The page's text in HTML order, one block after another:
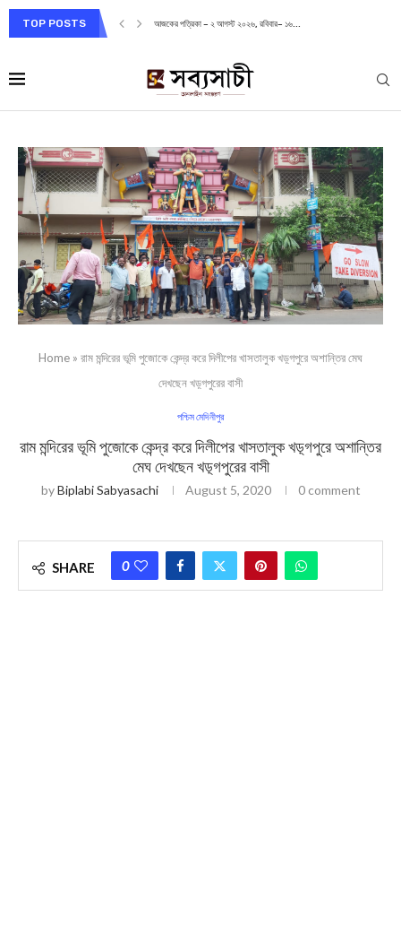
TOP POSTS আজকের পত্রিকা – ২ আগস্ট ২০২৬, রবিবার– ১৬...
Home » রাম মন্দিরের ভূমি পুজোকে কেন্দ্র করে দিলীপের খাসতালুক খড়্গপুরে অশান্তির মেঘ
দেখছেন খড়্গপুরের বাসী
পশ্চিম মেদিনীপুর
রাম মন্দিরের ভূমি পুজোকে কেন্দ্র করে দিলীপের খাসতালুক খড়্গপুরে অশান্তির
মেঘ দেখছেন খড়্গপুরের বাসী
byBiplabi Sabyasachi August 5, 2020 0 comment
SHARE 0